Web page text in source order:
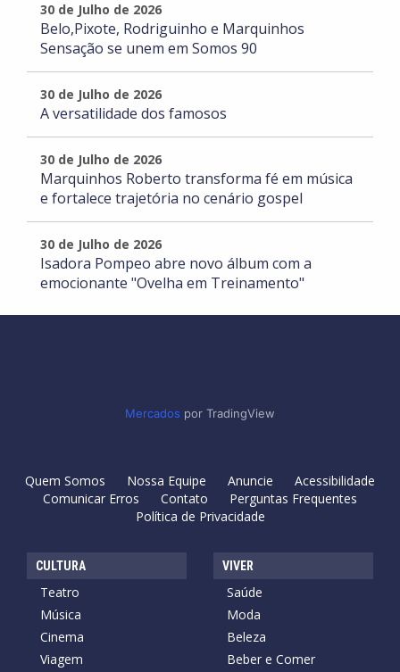
30 de Julho de 2026
Belo,Pixote, Rodriguinho e Marquinhos
Sensação se unem em Somos 90
30 de Julho de 2026
A versatilidade dos famosos
30 de Julho de 2026
Marquinhos Roberto transforma fé em música
e fortalece trajetória no cenário gospel
30 de Julho de 2026
Isadora Pompeo abre novo álbum com a
emocionante "Ovelha em Treinamento"
Mercados por TradingView
Quem Somos Nossa Equipe Anuncie
Acessibilidade
Comunicar Erros
Contato
Perguntas Frequentes
Política de Privacidade
CULTURA
Teatro
Música
Cinema
Viagem
VIVER
Saúde
Moda
Beleza
Beber e Comer